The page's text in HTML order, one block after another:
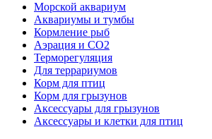
Морской аквариум
Аквариумы и тумбы
Кормление рыб
Аэрация и СО2
Терморегуляция
Для террариумов
Корм для птиц
Корм для грызунов
Аксессуары для грызунов
Аксессуары и клетки для птиц